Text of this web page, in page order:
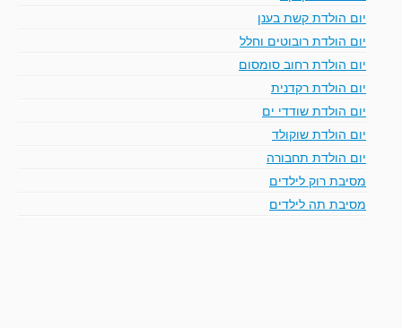
יום הולדת קשת בענן
יום הולדת רובוטים וחלל
יום הולדת רחוב סומסום
יום הולדת רקדנית
יום הולדת שודדי ים
יום הולדת שוקולד
יום הולדת תחבורה
מסיבת רוק לילדים
מסיבת תה לילדים